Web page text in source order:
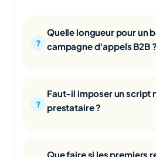
Quelle longueur pour un
campagne d'appels B2B ?
Faut-il imposer un script
prestataire ?
Que faire si les premiers